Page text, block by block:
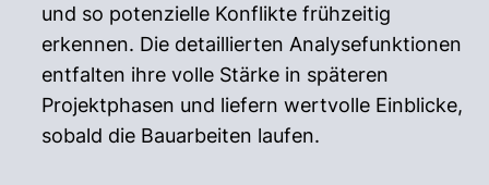
und so potenzielle Konflikte frühzeitig
erkennen. Die detaillierten Analysefunktionen
entfalten ihre volle Stärke in späteren
Projektphasen und liefern wertvolle Einblicke,
sobald die Bauarbeiten laufen.